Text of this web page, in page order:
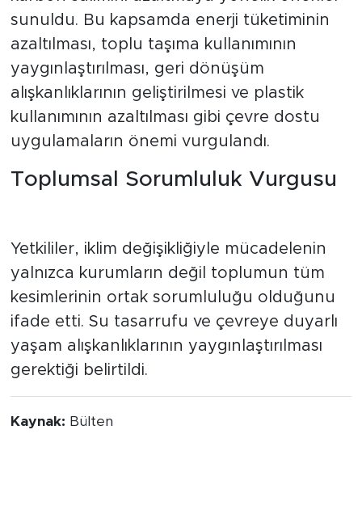
korunması, enerji tasarrufu, sürdürülebilir
yaşam alışkanlıkları ve sıfır atık
uygulamaları hakkında bilgiler verildi.
Karbon Ayak İzi ve Çevresel
Etkiler
Eğitimde bireylerin günlük yaşamda
oluşturduğu karbon ayak izinin çevre
sunuldu. Bu kapsamda enerji tüketiminin
azaltılması, toplu taşıma kullanımının
yaygınlaştırılması, geri dönüşüm
alışkanlıklarının geliştirilmesi ve plastik
kullanımının azaltılması gibi çevre dostu
uygulamaların önemi vurgulandı.
Toplumsal Sorumluluk Vurgusu